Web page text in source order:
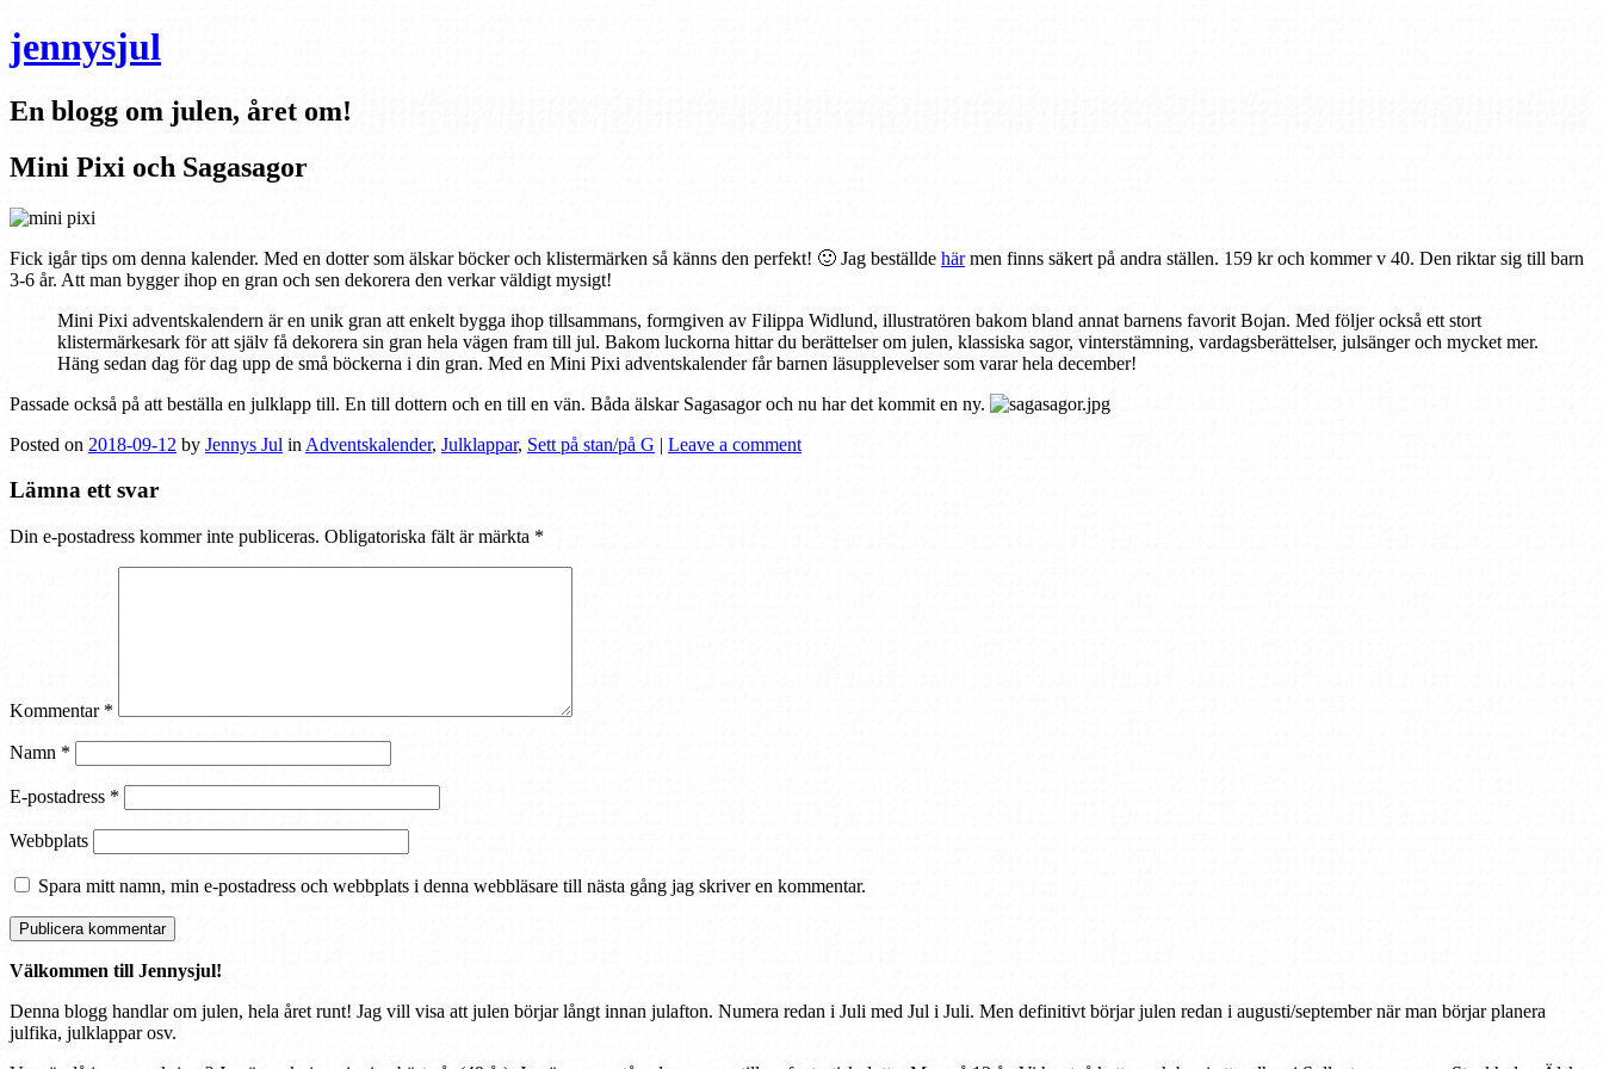
jennysjul
En blogg om julen, året om!
Mini Pixi och Sagasagor
Fick igår tips om denna kalender. Med en dotter som älskar böcker och klistermärken så känns den perfekt! 🙂 Jag beställde härmen finns säkert på andra ställen. 159 kr och kommer v 40. Den riktar sig till barn
3-6 år. Att man bygger ihop en gran och sen dekorera den verkar väldigt mysigt!
Mini Pixi adventskalendern är en unik gran att enkelt bygga ihop tillsammans, formgiven av Filippa Widlund, illustratören bakom bland annat barnens favorit Bojan. Med följer också ett stort
klistermärkesark för att själv få dekorera sin gran hela vägen fram till jul. Bakom luckorna hittar du berättelser om julen, klassiska sagor, vinterstämning, vardagsberättelser, julsänger och mycket mer.
Häng sedan dag för dag upp de små böckerna i din gran. Med en Mini Pixi adventskalender får barnen läsupplevelser som varar hela december!
Passade också på att beställa en julklapp till. En till dottern och en till en vän. Båda älskar Sagasagor och nu har det kommit en ny.
Posted on 2018-09-12 by Jennys Jul in Adventskalender, Julklappar, Sett på stan/på G | Leave a comment
Lämna ett svar
Din e-postadress kommer inte publiceras. Obligatoriska fält är märkta *
Kommentar *
Namn *
E-postadress *
Webbplats
Spara mitt namn, min e-postadress och webbplats i denna webbläsare till nästa gång jag skriver en kommentar.
Välkommen till Jennysjul!
Denna blogg handlar om julen, hela året runt! Jag vill visa att julen börjar långt innan julafton. Numera redan i Juli med Jul i Juli. Men definitivt börjar julen redan i augusti/september när man börjar planera
julfika, julklappar osv.